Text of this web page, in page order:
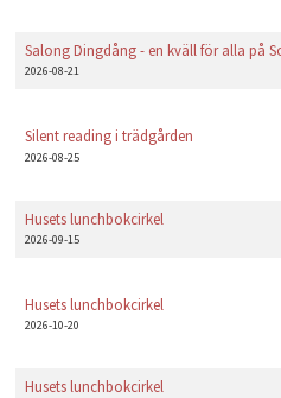
Salong Dingdång - en kväll för alla på
2026-08-21
Silent reading i trädgården
2026-08-25
Husets lunchbokcirkel
2026-09-15
Husets lunchbokcirkel
2026-10-20
Husets lunchbokcirkel